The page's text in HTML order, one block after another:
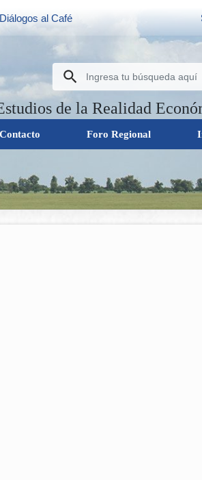
Diálogos al Café
de la Realidad
Contacto Foro Regional